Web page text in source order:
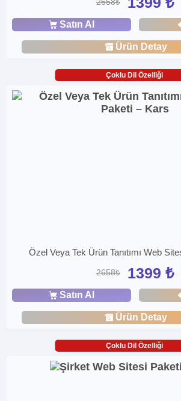
2658₺
Satın Al
Ürün Detay
Çoklu Dil Özelliği
Özel Veya Tek Ürün Tanıtımı Web
2658₺ 1399 ₺
Satın Al
Ürün Detay
Çoklu Dil Özelliği